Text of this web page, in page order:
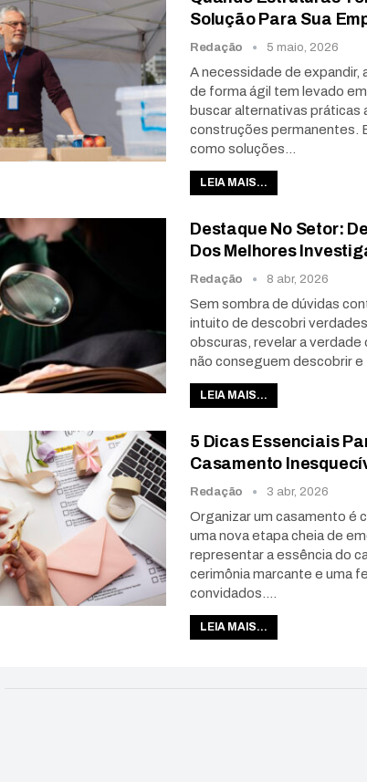
Solução Para Sua
Redação 5 maio, 2026
A necessidade de
de forma ágil tem levado
buscar alternativas práticas
construções permanentes.
como soluções
LEIA MAIS...
Destaque No Setor:
Dos Melhores
Redação 8 abr, 2026
Sem sombra de dúvidas
intuito de descobri
obscuras, revelar a verdade
não conseguem descobrir
LEIA MAIS...
5 Dicas Essenciais
Casamento
Redação 3 abr, 2026
Organizar um casamento é
uma nova etapa cheia de
representar a essência do
cerimônia marcante e uma
convidados.
LEIA MAIS...